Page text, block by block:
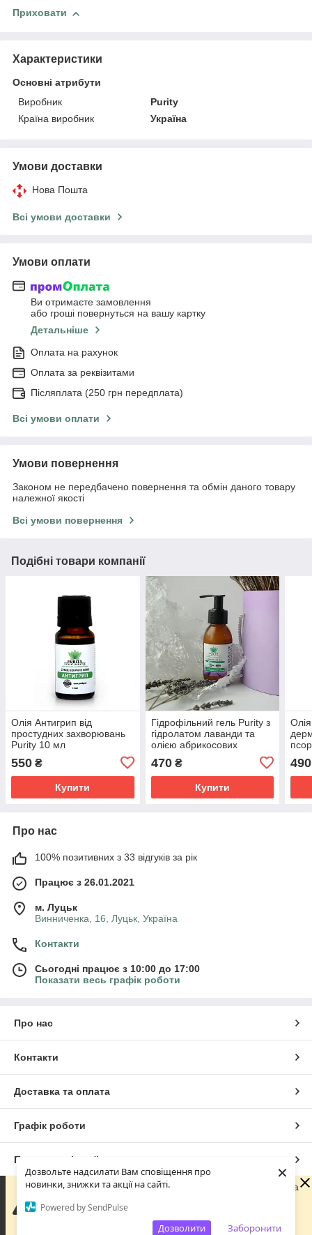
Дозвольте надсилати Вам сповіщення про
новинки, знижки та акції на сайті.
Powered by SendPulse
Заборонити
Дозволити
×
Приховати
Характеристики
Основні атрибути
Виробник
Purity
Країна виробник
Україна
Умови доставки
Нова Пошта
Всі умови доставки
Умови оплати
Ви отримаєте замовлення
або гроші повернуться на вашу картку
Детальніше
Оплата на рахунок
Оплата за реквізитами
Післяплата (250 грн передплата)
Всі умови оплати
Умови повернення
Законом не передбачено повернення та обмін даного товару
належної якості
Всі умови повернення
Подібні товари компанії
Олія Антигрип від
простудних захворювань
Purity 10 мл
550 ₴
Купити
Гідрофільний гель Purity з
гідролатом лаванди та
олією абрикосових
470₴
Купити
490
Про нас
100% позитивних з 33 відгуків за рік
Працює з 26.01.2021
м. Луцьк
Винниченка, 16, Луцьк, Україна
Контакти
Сьогодні працює з 10:00 до 17:00
Показати весь графік роботи
Про нас
Контакти
Доставка та оплата
Графік роботи
Повна версія сайту
Шановні покупці! З 29 липня по 18 серпня наша команда
замовлення у звичайному режимі. Усі замовлення та
звернення будуть оброблені починаючи з 18 серпня.
Дякуємо за розуміння! 💚 Мирного неба!